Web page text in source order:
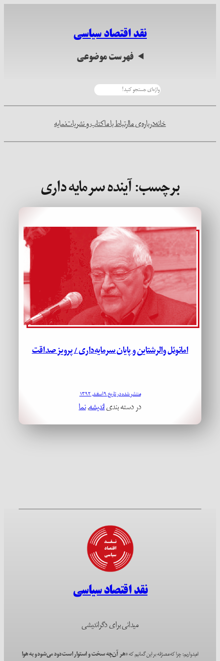
نقد اقتصاد سیاسی
فهرست موضوعی
خانهدرباره‌ی ماارتباط با ماکتاب و نشریاتنمایه
برچسب:آینده سرمایه داری
امانوئل والرشتاین و پایان سرمایه‌داری / پرویز صداقت
منتشر شده در تاریخ ۹ اسفند, ۱۳۹۲
در دسته بندیاندیشه, نما
نقد اقتصاد سیاسی
میدانی برای دگراندیشی
امیدواریم؛ چرا که مصرّانه بر این گمانیم که«هر آن‌چه سخت و استوار است دود می‌شود و به هوا